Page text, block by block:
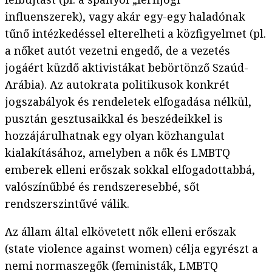
influenszerek), vagy akár egy-egy haladónak
tűnő intézkedéssel elterelheti a közfigyelmet (pl.
a nőket autót vezetni engedő, de a vezetés
jogáért küzdő aktivistákat bebörtönző Szaúd-
Arábia). Az autokrata politikusok konkrét
jogszabályok és rendeletek elfogadása nélkül,
pusztán gesztusaikkal és beszédeikkel is
hozzájárulhatnak egy olyan közhangulat
kialakításához, amelyben a nők és LMBTQ
emberek elleni erőszak sokkal elfogadottabbá,
valószínűbbé és rendszeresebbé, sőt
rendszerszintűvé válik.
Az állam által elkövetett nők elleni erőszak
(state violence against women) célja egyrészt a
nemi normaszegők (feministák, LMBTQ